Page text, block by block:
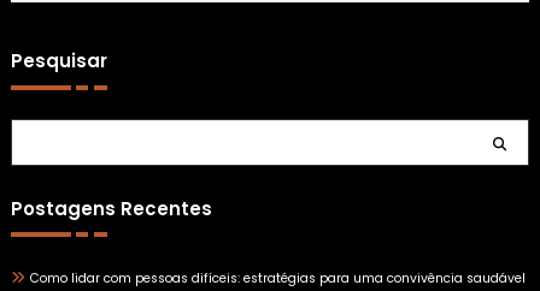
Pesquisar
Postagens Recentes
Como lidar com pessoas difíceis: estratégias para uma convivência saudável